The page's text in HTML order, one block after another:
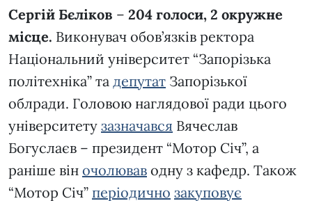
Сергій Бєліков – 204 голоси, 2 окружне
місце. Виконувач обов’язків ректора
Національний університет “Запорізька
політехніка” та депутат Запорізької
облради. Головою наглядової ради цього
університету зазначався Вячеслав
Богуслаєв – президент “Мотор Січ”, а
раніше він очолював одну з кафедр. Також
“Мотор Січ” періодично закуповує